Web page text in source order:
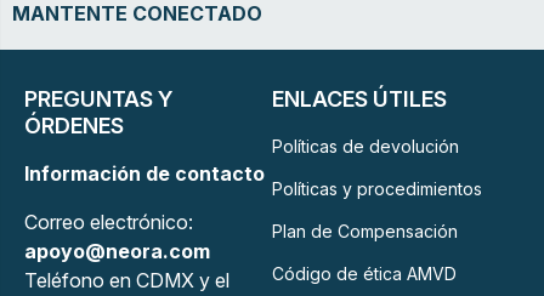
MANTENTE CONECTADO
PREGUNTAS Y
ÓRDENES
Información de contacto
Correo electrónico:
apoyo@neora.com
Teléfono en CDMX y el
ENLACES ÚTILES
Políticas de devolución
Políticas y procedimientos
Plan de Compensación
Código de ética AMVD